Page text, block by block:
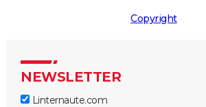
Copyright
NEWSLETTER
Linternaute.com